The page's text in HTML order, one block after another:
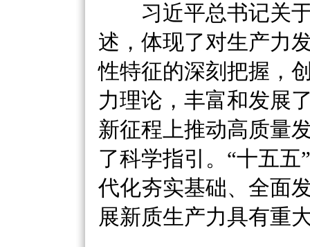
习近平总书记关于
述，体现了对生产力
性特征的深刻把握，
力理论，丰富和发展
新征程上推动高质量
了科学指引。 “十五五
代化夯实基础、全面
展新质生产力具有重